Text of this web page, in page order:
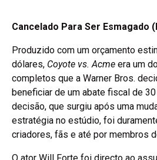
Cancelado Para Ser Esmagado
Produzido com um orçamento
dólares, Coyote vs. Acme era um
completos que a Warner Bros.
beneficiar de um abate fiscal de
decisão, que surgiu após uma
estratégia no estúdio, foi
criadores, fãs e até por membros